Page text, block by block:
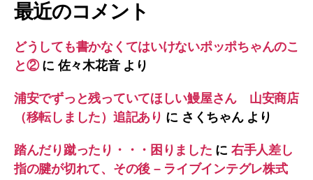
最近のコメント
どうしても書かなくてはいけないポッポちゃんのこ
と②に佐々木花音より
浦安でずっと残っていてほしい鰻屋さん 山安商店
（移転しました）追記あり に さくちゃんより
踏んだり蹴ったり・・・困りました に 右手人差し
指の腱が切れて、その後 – ライブインテグレ株式